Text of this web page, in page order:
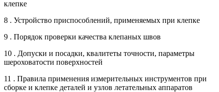
клепке
8 . Устройство приспособлений, применяемых при клепке
9 . Порядок проверки качества клепаных швов
10 . Допуски и посадки, квалитеты точности, параметры
шероховатости поверхностей
11 . Правила применения измерительных инструментов при
сборке и клепке деталей и узлов летательных аппаратов